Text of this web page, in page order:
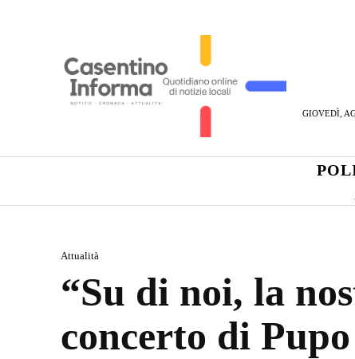
GIOVEDÌ,
Attualità
“Su di noi, la
concerto di